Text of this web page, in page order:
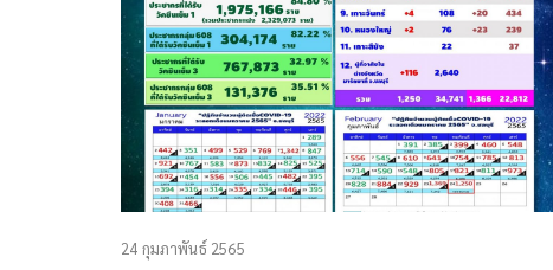
24 กุมภาพันธ์ 2565